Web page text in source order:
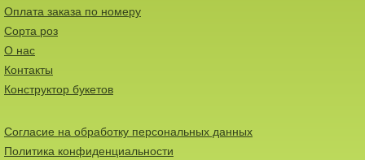
Оплата заказа по номеру
Сорта роз
О нас
Контакты
Конструктор букетов
Согласие на обработку персональных данных
Политика конфиденциальности